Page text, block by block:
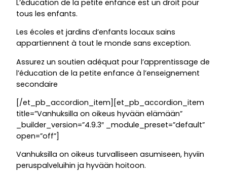
L’éducation de la petite enfance est un droit pour
tous les enfants.
Les écoles et jardins d’enfants locaux sains
appartiennent à tout le monde sans exception.
Assurez un soutien adéquat pour l’apprentissage de
l’éducation de la petite enfance à l’enseignement
secondaire
[/et_pb_accordion_item][et_pb_accordion_item
title=”Vanhuksilla on oikeus hyvään elämään”
_builder_version=”4.9.3″ _module_preset=”default”
open=”off”]
Vanhuksilla on oikeus turvalliseen asumiseen, hyviin
peruspalveluihin ja hyvään hoitoon.